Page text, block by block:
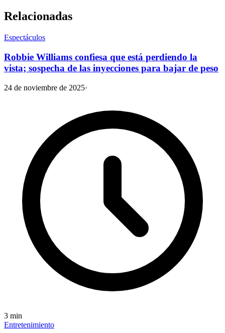
Relacionadas
Espectáculos
Robbie Williams confiesa que está perdiendo la
vista; sospecha de las inyecciones para bajar de peso
24 de noviembre de 2025·
3 min
Entretenimiento